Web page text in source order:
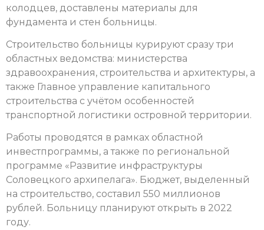
колодцев, доставлены материалы для
фундамента и стен больницы.
Строительство больницы курируют сразу три
областных ведомства: министерства
здравоохранения, строительства и архитектуры, а
также Главное управление капитального
строительства с учётом особенностей
транспортной логистики островной территории.
Работы проводятся в рамках областной
инвестпрограммы, а также по региональной
программе «Развитие инфраструктуры
Соловецкого архипелага». Бюджет, выделенный
на строительство, составил 550 миллионов
рублей. Больницу планируют открыть в 2022
году.